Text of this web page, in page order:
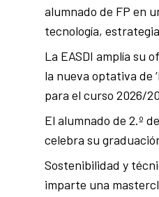
alumnado de FP en
tecnología,
La EASDI amplía su
la nueva optativa de
para el curso 2026/
El alumnado de 2.º
celebra su
Sostenibilidad y
imparte una